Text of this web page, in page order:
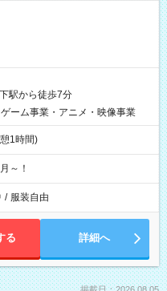
駅から徒歩7分
ーム事業・アニメ・映像事業
1時間)
～！
/ 服装自由
る 詳細へ